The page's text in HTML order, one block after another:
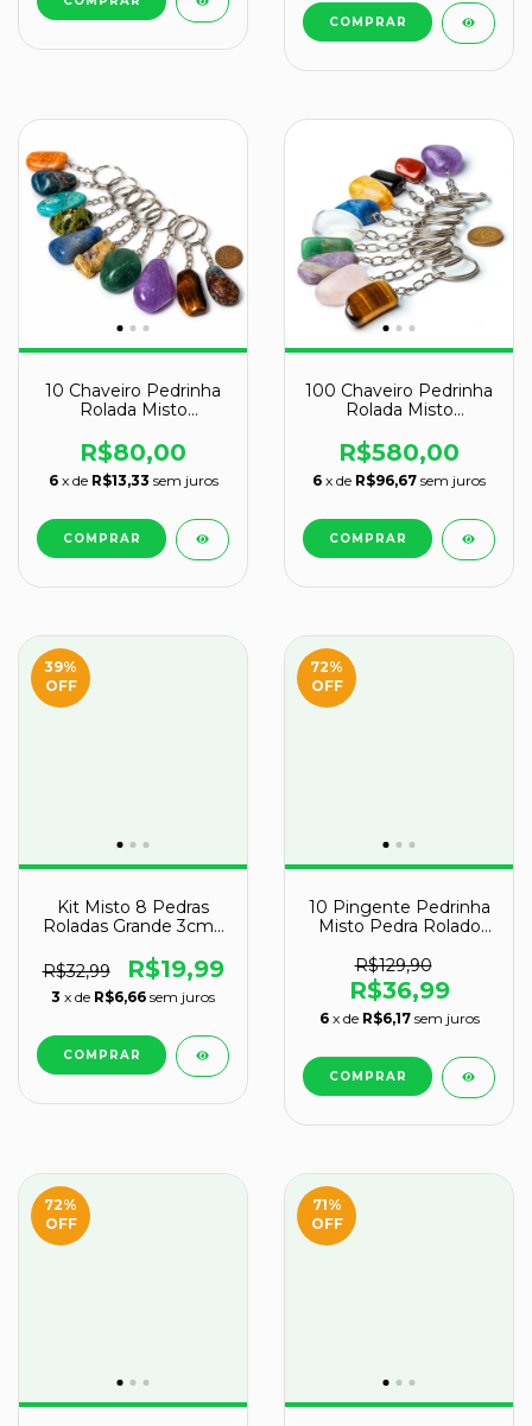
10 Chaveiro Pedrinha
Rolada Misto
ATACADO
R$80,00
6 x de R$13,33 sem juros
100 Chaveiro Pedrinha
Rolada Misto
ATACADO 120994
R$580,00
6 x de R$96,67 sem juros
39%
OFF
Kit Misto 8 Pedras
Roladas Grande 3cm (
Verde, Cristal, Ônix,
Olho de Tigre,
Lepidolita e Citrino )
R$32,99 R$19,99
3 x de R$6,66 sem juros
72%
OFF
10 Pingente Pedrinha
Misto Pedra Rolado
R$129,90
R$36,99
6 x de R$6,17 sem juros
72%
OFF
71%
OFF